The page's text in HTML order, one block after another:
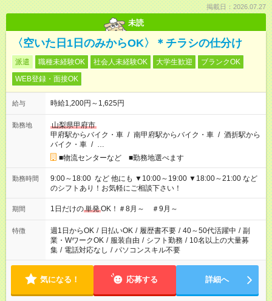
掲載日：2026.07.27
未読
〈空いた日1日のみからOK〉＊チラシの仕分け
派遣 職種未経験OK 社会人未経験OK 大学生歓迎
ブランクOK
WEB登録・面接OK
給与 時給1,200円～1,625円
勤務地
山梨県甲府市
甲府駅からバイク・車 / 南甲府駅からバイク・車 / 酒折駅から
バイク・車 / …
■物流センターなど ■勤務地選べます
勤務時間
9:00～18:00 など 他にも ▼10:00～19:00 ▼18:00～21:00 など
のシフトあり！お気軽にご相談下さい！
期間 1日だけの単発OK！＃8月～ ＃9月～
特徴 週1日からOK / 日払いOK / 履歴書不要 / 40～50代活躍中 / 副
業・WワークOK / 服装自由 / シフト勤務 / 10名以上の大量募
集 / 電話対応なし / パソコンスキル不要
気になる！ 応募する 詳細へ